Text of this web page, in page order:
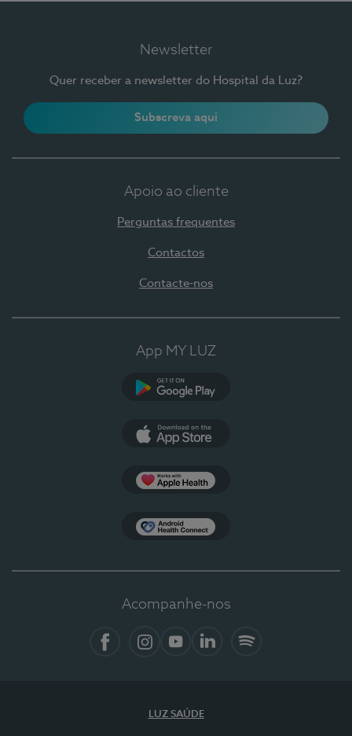
Newsletter
Quer receber a newsletter do Hospital da Luz?
Subscreva aqui
Apoio ao cliente
Perguntas frequentes
Contactos
Contacte-nos
App MY LUZ
Acompanhe-nos
LUZ SAÚDE